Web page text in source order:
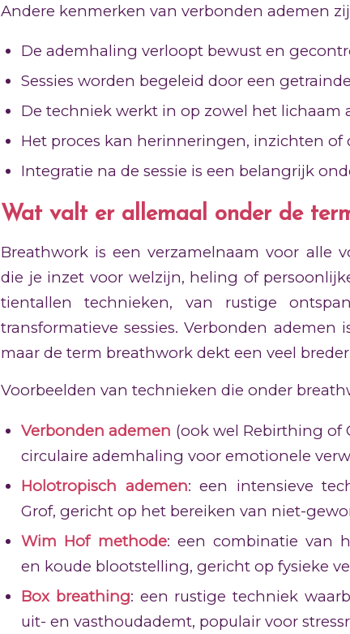
Andere kenmerken van verbonden ademen
De ademhaling verloopt bewust en
Sessies worden begeleid door een
De techniek werkt in op zowel het lichaam
Het proces kan herinneringen, inzichten of
Integratie na de sessie is een belangrijk
Wat valt er allemaal onder de
Breathwork is een verzamelnaam voor alle
die je inzet voor welzijn, heling of
tientallen technieken, van rustige
transformatieve sessies. Verbonden ademen
maar de term breathwork dekt een veel
Voorbeelden van technieken die onder
Verbonden ademen (ook wel Rebirthing of
circulaire ademhaling voor emotionele
Holotropisch ademen: een intensieve
Grof, gericht op het bereiken van niet-
Wim Hof methode: een combinatie van
en koude blootstelling, gericht op fysieke
Box breathing: een rustige techniek
uit- en vasthoudademt, populair voor